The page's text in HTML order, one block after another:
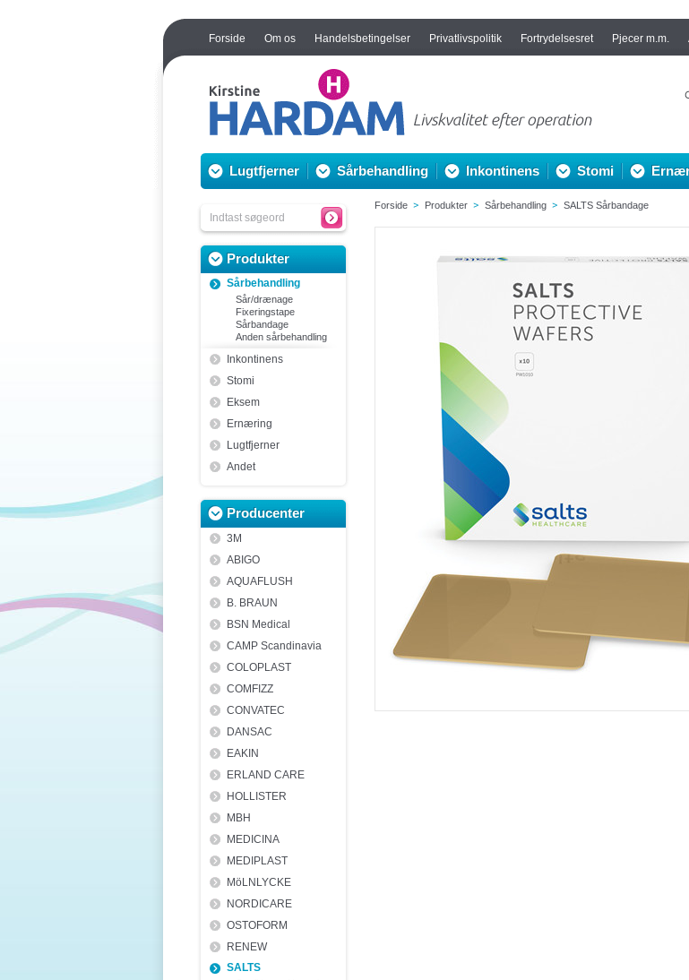
Forside Om os Handelsbetingelser Privatlivspolitik Fortrydelsesret Pjecer m.m.
Lugtfjerner Sårbehandling Inkontinens Stomi
Produkter
Sårbehandling
Sår/drænage
Fixeringstape
Sårbandage
Anden sårbehandling
Inkontinens
Stomi
Eksem
Ernæring
Lugtfjerner
Andet
Producenter
3M
ABIGO
AQUAFLUSH
B. BRAUN
BSN Medical
CAMP Scandinavia
COLOPLAST
COMFIZZ
CONVATEC
DANSAC
EAKIN
ERLAND CARE
HOLLISTER
MBH
MEDICINA
MEDIPLAST
MöLNLYCKE
NORDICARE
OSTOFORM
RENEW
SALTS
Forside Produkter Sårbehandling SALTS Sårbandage